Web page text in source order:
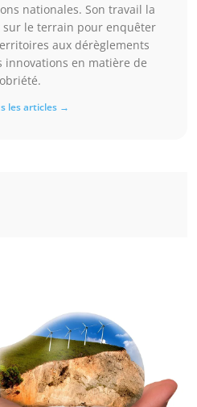
nationales. Son travail la
le terrain pour enquêter
aux dérèglements
innovations en matière de
les articles →